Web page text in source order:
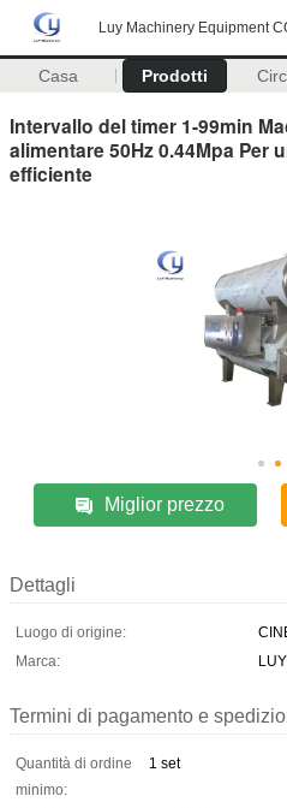
Luy Machinery Equipment
Casa Prodotti
Intervallo del timer 1-99min
alimentare 50Hz 0.44Mpa Per
efficiente
Miglior prezzo
Dettagli
Luogo di origine:
Marca:
LUY
Termini di pagamento e
Quantità di ordine
minimo:
1 set